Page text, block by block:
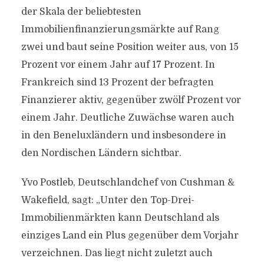
der Skala der beliebtesten
Immobilienfinanzierungsmärkte auf Rang
zwei und baut seine Position weiter aus, von 15
Prozent vor einem Jahr auf 17 Prozent. In
Frankreich sind 13 Prozent der befragten
Finanzierer aktiv, gegenüber zwölf Prozent vor
einem Jahr. Deutliche Zuwächse waren auch
in den Beneluxländern und insbesondere in
den Nordischen Ländern sichtbar.
Yvo Postleb, Deutschlandchef von Cushman &
Wakefield, sagt: „Unter den Top-Drei-
Immobilienmärkten kann Deutschland als
einziges Land ein Plus gegenüber dem Vorjahr
verzeichnen. Das liegt nicht zuletzt auch